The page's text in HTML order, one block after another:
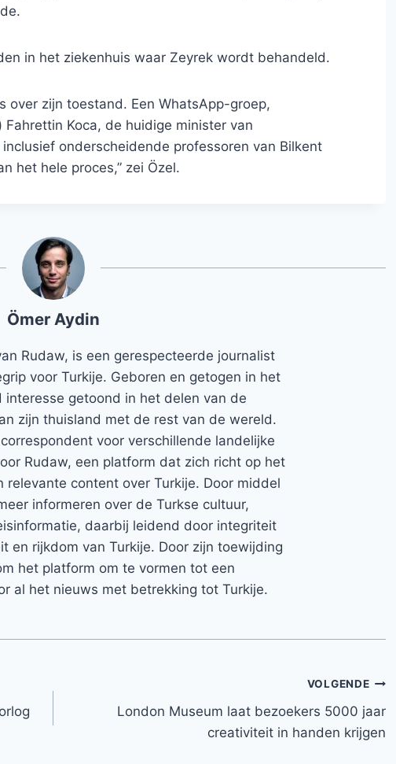
in het ziekenhuis waar Zeyrek wordt behandeld.
over zijn toestand. Een WhatsApp-groep,
Koca, de huidige minister van
onderscheidende professoren van Bilkent
het hele proces,” zei Özel.
Ömer Aydin
Rudaw, is een gerespecteerde journalist
voor Turkije. Geboren en getogen in het
getoond in het delen van de
zijn thuisland met de rest van de wereld.
voor verschillende landelijke
Rudaw, een platform dat zich richt op het
relevante content over Turkije. Door middel
informeren over de Turkse cultuur,
daarbij leidend door integriteit
en rijkdom van Turkije. Door zijn toewijding
het platform om te vormen tot een
al het nieuws met betrekking tot Turkije.
VOLGENDE
London Museum laat bezoekers 5000 jaar
creativiteit in handen krijgen